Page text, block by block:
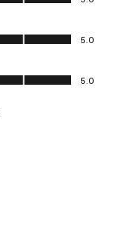
5.0
5.0